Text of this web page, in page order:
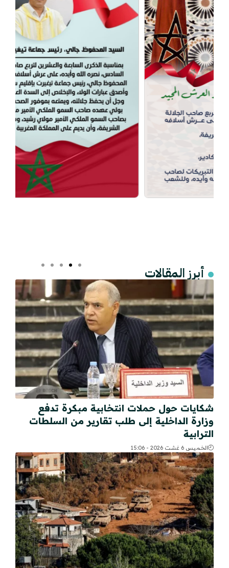
أبرز المقالات
شكايات حول حملات انتخابية مبكرة تدفع
وزارة الداخلية إلى طلب تقارير من السلطات
الترابية
الخميس 6 غشت 2026 - 15:06